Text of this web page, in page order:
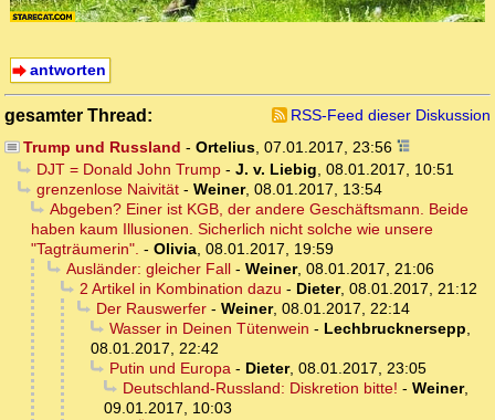
antworten
gesamter Thread:
RSS-Feed dieser Diskussion
Trump und Russland - Ortelius, 07.01.2017, 23:56
DJT = Donald John Trump- J. v. Liebig 08.01.2017, 10:51
grenzenlose Naivität- Weiner, 08.01.2017, 13:54
Abgeben? Einer ist KGB, der andere Geschäftsmann. Beide
haben kaum Illusionen. Sicherlich nicht solche wie unsere
"Tagträumerin". - Olivia 08.01.2017, 19:59
Ausländer: gleicher Fall- Weiner, 08.01.2017, 21:06
2 Artikel in Kombination dazu - Dieter, 08.01.2017, 21:12
Der Rauswerfer- Weiner, 08.01.2017, 22:14
Wasser in Deinen Tütenwein - Lechbrucknersepp
08.01.2017, 22:42
Putin und Europa - Dieter, 08.01.2017, 23:05
Deutschland-Russland: Diskretion bitte! - Weiner,
09.01.2017, 10:03